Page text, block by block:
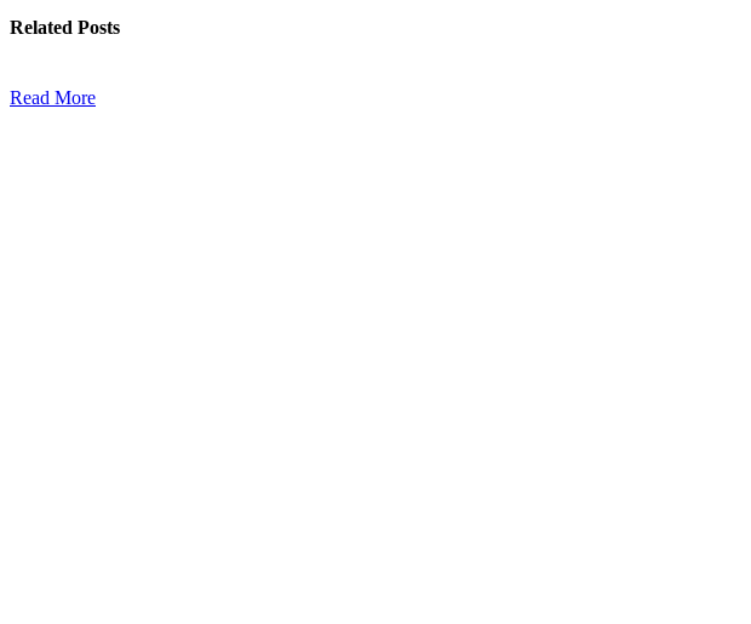
Related Posts
Read More